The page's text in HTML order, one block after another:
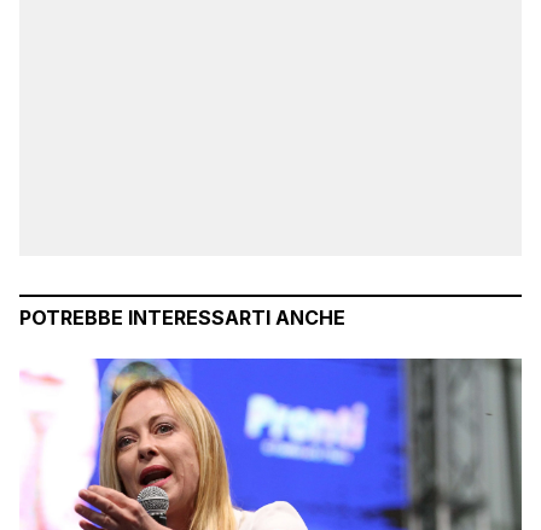
POTREBBE INTERESSARTI ANCHE